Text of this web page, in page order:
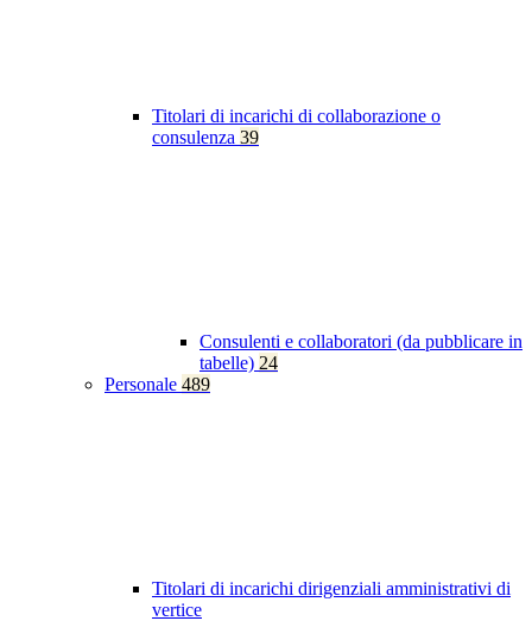
Titolari di incarichi di collaborazione o
consulenza 39
Consulenti e collaboratori (da pubblicare in
tabelle) 24
Personale 489
Titolari di incarichi dirigenziali amministrativi di
vertice